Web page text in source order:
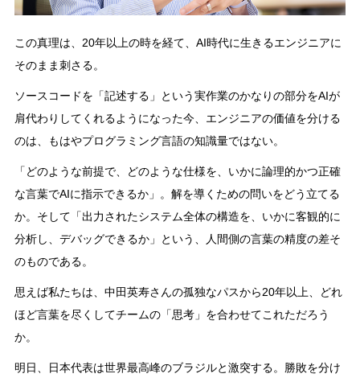
この真理は、20年以上の時を経て、AI時代に生きるエンジニアに
そのまま刺さる。
ソースコードを「記述する」という実作業のかなりの部分をAIが
肩代わりしてくれるようになった今、エンジニアの価値を分ける
のは、もはやプログラミング言語の知識量ではない。
「どのような前提で、どのような仕様を、いかに論理的かつ正確
な言葉でAIに指示できるか」。解を導くための問いをどう立てる
か。そして「出力されたシステム全体の構造を、いかに客観的に
分析し、デバッグできるか」という、人間側の言葉の精度の差そ
のものである。
思えば私たちは、中田英寿さんの孤独なパスから20年以上、どれ
ほど言葉を尽くしてチームの「思考」を合わせてこれただろう
か。
明日、日本代表は世界最高峰のブラジルと激突する。勝敗を分け